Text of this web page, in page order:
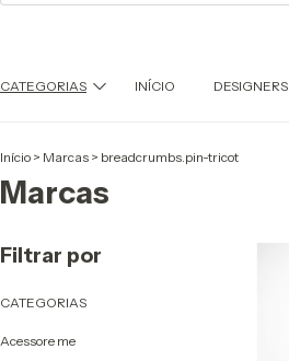
CATEGORIAS INÍCIO DESIGNERS
Início > Marcas > breadcrumbs.pin-tricot
Marcas
Filtrar por
CATEGORIAS
Acessore me